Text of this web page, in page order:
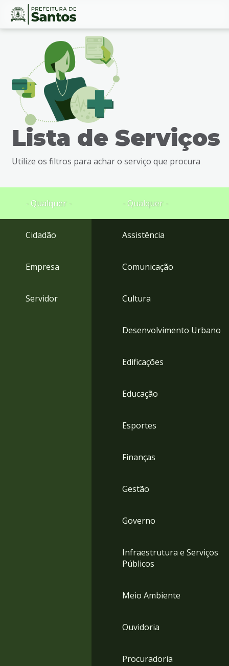
Ir
busca
Ir
rodapé
Conteúdo
Lista de Serviços
Utilize os filtros para achar o serviço que procura
- Qualquer -
Cidadão
Empresa
Servidor
- Qualquer -
Assistência
Comunicação
Cultura
Desenvolvimento Urbano
Edificações
Educação
Esportes
Finanças
Gestão
Governo
Infraestrutura e Serviços
Públicos
Meio Ambiente
Ouvidoria
Procuradoria